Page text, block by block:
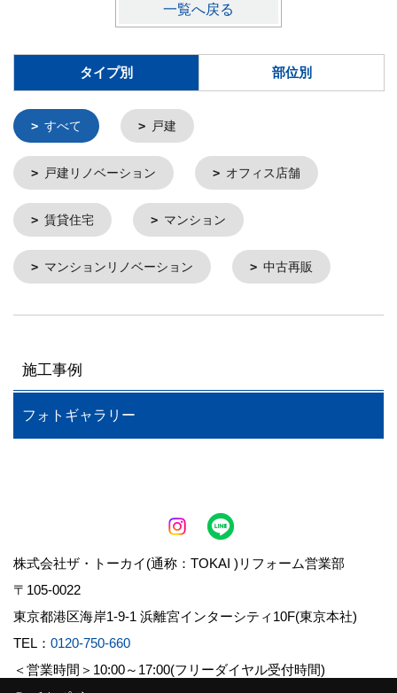
一覧へ戻る
タイプ別 部位別
すべて 戸建
戸建リノベーション オフィス店舗
賃貸住宅 マンション
マンションリノベーション 中古再販
施工事例
フォトギャラリー
株式会社ザ・トーカイ(通称：TOKAI )リフォーム営業部
〒105-0022
東京都港区海岸1-9-1 浜離宮インターシティ10F(東京本社)
TEL： 0120-750-660
＜営業時間＞10:00～17:00(フリーダイヤル受付時間)